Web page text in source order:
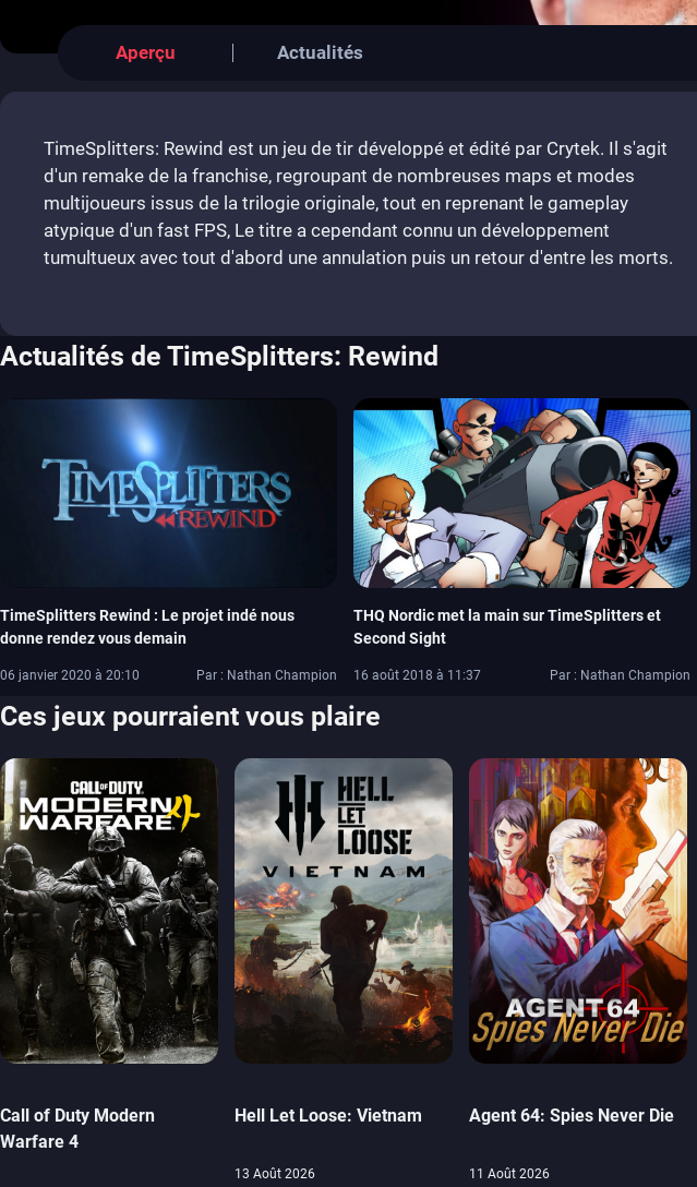
Aperçu Actualités
TimeSplitters: Rewind est un jeu de tir développé et édité par Crytek. Il s'agit
d'un remake de la franchise, regroupant de nombreuses maps et modes
multijoueurs issus de la trilogie originale, tout en reprenant le gameplay
atypique d'un fast FPS, Le titre a cependant connu un développement
tumultueux avec tout d'abord une annulation puis un retour d'entre les morts.
Actualités de TimeSplitters: Rewind
TimeSplitters Rewind : Le projet indé nous
donne rendez vous demain
06 janvier 2020 à 20:10 Par : Nathan Champion
THQ Nordic met la main sur TimeSplitters et
Second Sight
16 août 2018 à 11:37 Par : Nathan Champion
Ces jeux pourraient vous plaire
Call of Duty Modern
Warfare 4
Hell Let Loose: Vietnam
13 Août 2026
Agent 64: Spies Never Die
11 Août 2026